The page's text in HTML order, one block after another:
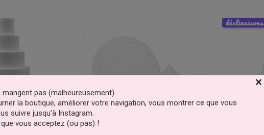
déclinaisons
×
pas (malheureusement).
la boutique, améliorer votre navigation, vous montrer ce que vous
suivre jusqu’à Instagram.
vous acceptez (ou pas) !